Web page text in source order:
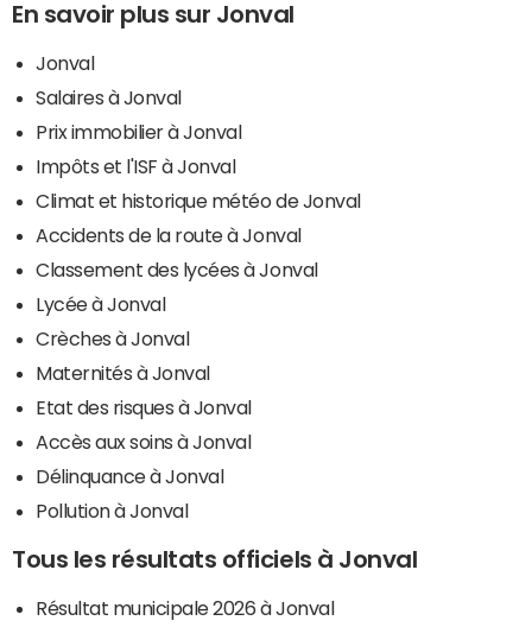
En savoir plus sur Jonval
Jonval
Salaires à Jonval
Prix immobilier à Jonval
Impôts et l'ISF à Jonval
Climat et historique météo de Jonval
Accidents de la route à Jonval
Classement des lycées à Jonval
Lycée à Jonval
Crèches à Jonval
Maternités à Jonval
Etat des risques à Jonval
Accès aux soins à Jonval
Délinquance à Jonval
Pollution à Jonval
Tous les résultats officiels à Jonval
Résultat municipale 2026 à Jonval